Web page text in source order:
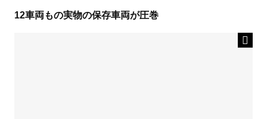
12車両もの実物の保存車両が圧巻